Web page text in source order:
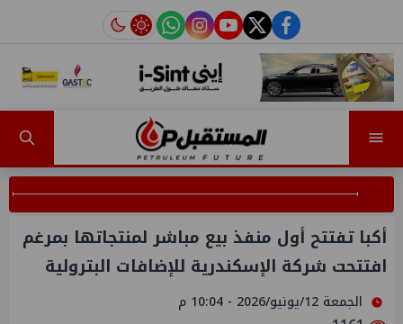
facebook
twitter
youtube
instagram
tiktok
أكبا تفتتح أول منفذ بيع مباشر لمنتجاتها بمرغم
افتتحت شركة الإسكندرية للإضافات البترولية
الجمعة 12/يونيو/2026 - 10:04 م